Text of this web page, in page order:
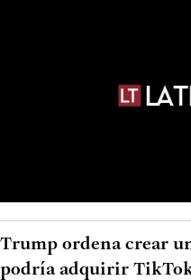
Trump ordena crear
podría adquirir